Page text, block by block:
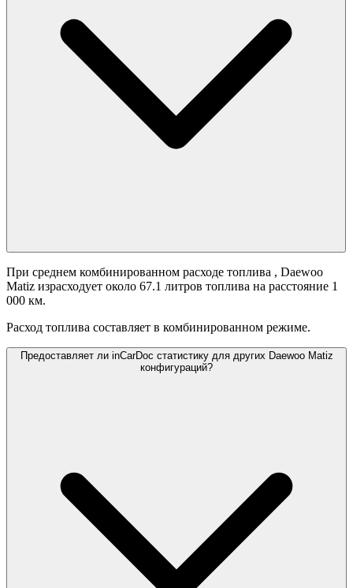
При среднем комбинированном расходе топлива , Daewoo
Matiz израсходует около 67.1 литров топлива на расстояние 1
000 км.
Расход топлива составляет в комбинированном режиме.
Предоставляет ли inCarDoc статистику для других Daewoo Matiz
конфигураций?